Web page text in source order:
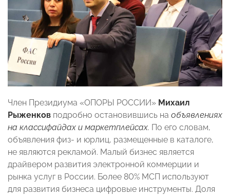
Член Президиума «ОПОРЫ РОССИИ» Михаил
Рыженков подробно остановившись на объявлениях
на классифайдах и маркетплейсах. По его словам,
объявления физ- и юрлиц, размещенные в каталоге,
не являются рекламой. Малый бизнес является
драйвером развития электронной коммерции и
рынка услуг в России. Более 80% МСП используют
для развития бизнеса цифровые инструменты. Доля